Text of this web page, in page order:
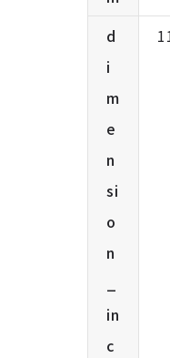
d
i
m
e
n
si
o
n
in
c